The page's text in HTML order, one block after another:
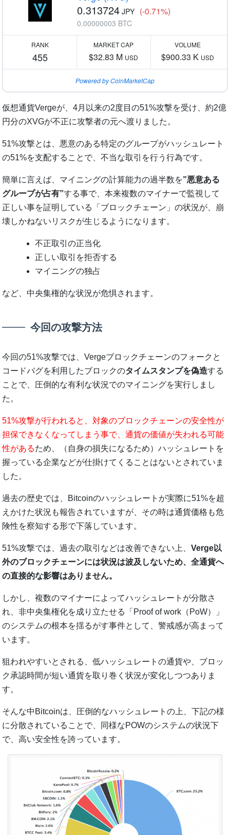
0.313724 JPY (-0.71%)
0.00000003 BTC
RANK
455
MARKET CAP
$32.83 M USD
VOLUME
$900.33 K USD
Powered by CoinMarketCap
仮想通貨Vergeが、4月以来の2度目の51%攻撃を受け、約2億
円分のXVGが不正に攻撃者の元へ渡りました。
51%攻撃とは、悪意のある特定のグループがハッシュレート
の51%を支配することで、不当な取引を行う行為です。
簡単に言えば、マイニングの計算能力の過半数を”悪意ある
グループが占有”する事で、本来複数のマイナーで監視して
正しい事を証明している「ブロックチェーン」の状況が、崩
壊しかねないリスクが生じるようになります。
不正取引の正当化
正しい取引を拒否する
マイニングの独占
など、中央集権的な状況が危惧されます。
今回の攻撃方法
今回の51%攻撃では、Vergeブロックチェーンのフォークと
コードバグを利用したブロックのタイムスタンプを偽造する
ことで、圧倒的な有利な状況でのマイニングを実行しまし
た。
51%攻撃が行われると、対象のブロックチェーンの安全性が
担保できなくなってしまう事で、通貨の価値が失われる可能
性があるため、（自身の損失になるため）ハッシュレートを
握っている企業などが仕掛けてくることはないとされていま
した。
過去の歴史では、Bitcoinのハッシュレートが実際に51%を超
えかけた状況も報告されていますが、その時は通貨価格も危
険性を察知する形で下落しています。
51%攻撃では、過去の取引などは改善できない上、Verge以
外のブロックチェーンには状況は波及しないため、全通貨へ
の直接的な影響はありません。
しかし、複数のマイナーによってハッシュレートが分散さ
れ、非中央集権化を成り立たせる「Proof of work（PoW）」
のシステムの根本を揺るがす事件として、警戒感が高まって
います。
狙われやすいとされる、低ハッシュレートの通貨や、ブロッ
ク承認時間が短い通貨を取り巻く状況が変化しつつありま
す。
そんな中Bitcoinは、圧倒的なハッシュレートの上、下記の様
に分散されていることで、同様なPOWのシステムの状況下
で、高い安全性を誇っています。